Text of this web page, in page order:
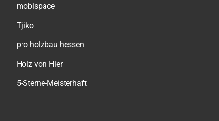
mobispace
Tjiko
pro holzbau hessen
Holz von Hier
5-Sterne-Meisterhaft